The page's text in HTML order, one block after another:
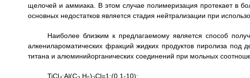
щелочей и аммиака. В этом случае полимеризация протекает в
основных недостатков является стадия нейтрализации при
Наиболее близким к предлагаемому является способ
алкенилароматических фракций жидких продуктов пиролиза под
титана и алюминийорганических соединений при мольных
TiCl :Al(С Н ) Cl=1:(0,1-10);